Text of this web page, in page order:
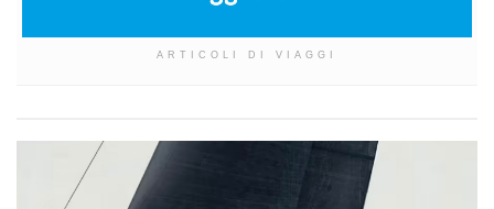
ARTICOLI DI VIAGGI